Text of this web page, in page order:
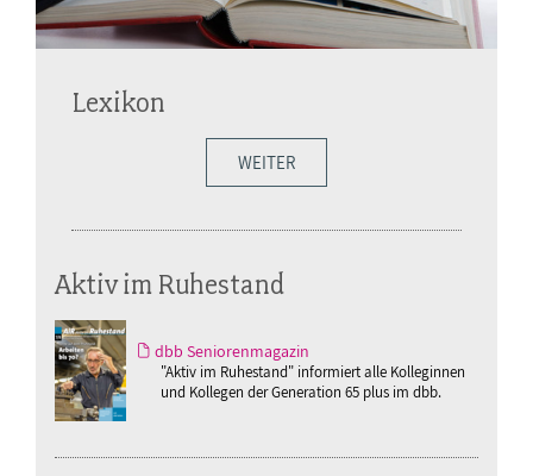
Lexikon
WEITER
Aktiv im Ruhestand
dbb Seniorenmagazin
"Aktiv im Ruhestand" informiert alle Kolleginnen
und Kollegen der Generation 65 plus im dbb.